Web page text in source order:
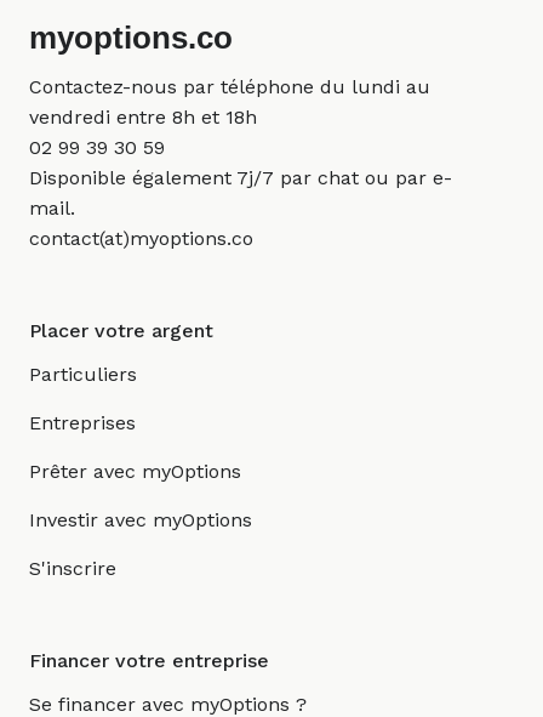
myoptions.co
Contactez-nous par téléphone du lundi au
vendredi entre 8h et 18h
02 99 39 30 59
Disponible également 7j/7 par chat ou par e-
mail.
contact(at)myoptions.co
Placer votre argent
Particuliers
Entreprises
Prêter avec myOptions
Investir avec myOptions
S'inscrire
Financer votre entreprise
Se financer avec myOptions ?